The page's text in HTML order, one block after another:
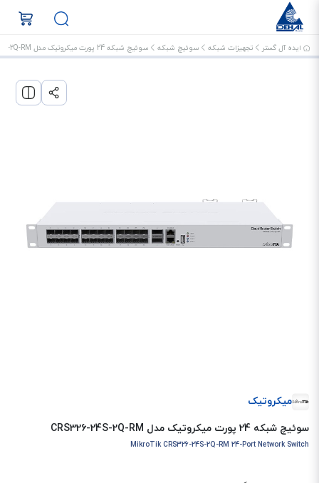
ایده آل گستر تجهیزات شبکه سوئیچ شبکه سوئیچ شبکه 24 پورت میکروتیک مدل CRS326-24S-2Q-RM
میکروتیک
سوئیچ شبکه 24 پورت میکروتیک مدل CRS326-24S-2Q-RM
MikroTik CRS326-24S-2Q-RM 24-Port Network Switch